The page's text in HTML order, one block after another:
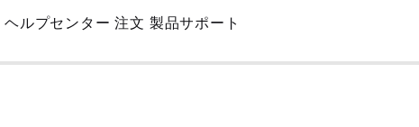
Skip
Main
ヘルプセンター 注文 製品サポート